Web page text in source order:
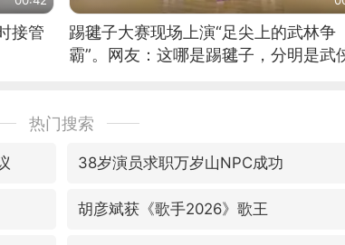
接管
踢毽子大赛现场上演“足尖上的武林争
霸”。网友：这哪是踢毽子，分明是武
热门搜索
38岁演员求职万岁山NPC成功
胡彦斌获《歌手2026》歌王